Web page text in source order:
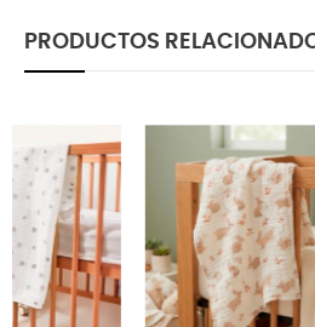
PRODUCTOS